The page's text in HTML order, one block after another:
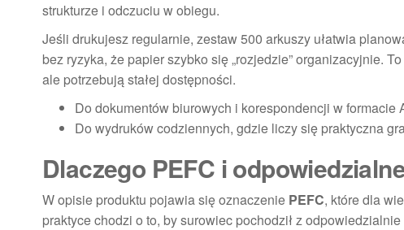
strukturze i odczuciu w obiegu.
Jeśli drukujesz regularnie, zestaw 500 arkuszy ułatwia
bez ryzyka, że papier szybko się „rozjedzie” organizacyjnie.
ale potrzebują stałej dostępności.
Do dokumentów biurowych i korespondencji w formacie
Do wydruków codziennych, gdzie liczy się praktyczna
Dlaczego PEFC i
W opisie produktu pojawia się oznaczenie PEFC, które dla
praktyce chodzi o to, by surowiec pochodził z